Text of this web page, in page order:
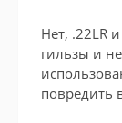
Нет, .22LR
гильзы и
повредить